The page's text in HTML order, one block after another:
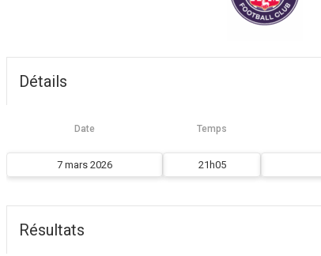
Détails
Date Temps
7 mars 2026 21h05
Résultats